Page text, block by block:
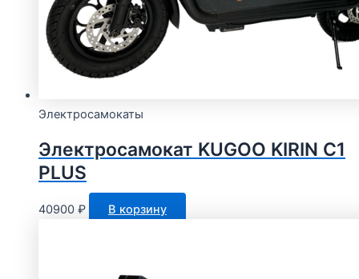
Электросамокаты
Электросамокат KUGOO KIRIN С1
PLUS
40900 ₽ В корзину